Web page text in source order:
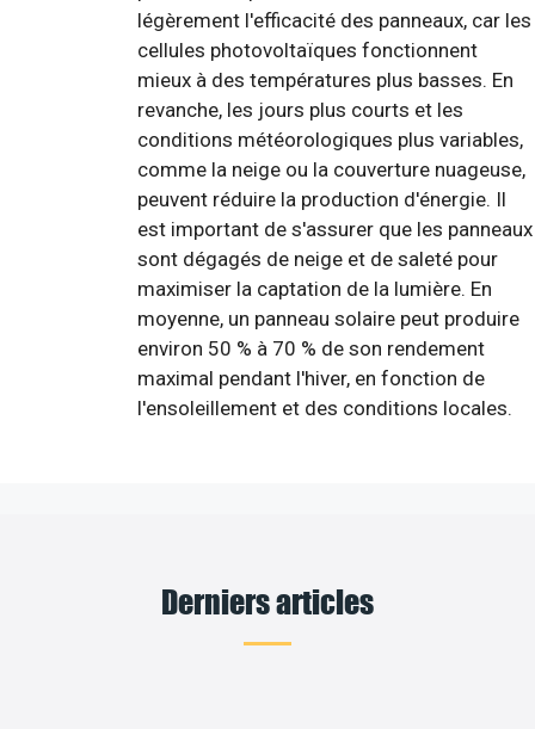
légèrement l'efficacité des panneaux, car les
cellules photovoltaïques fonctionnent
mieux à des températures plus basses. En
revanche, les jours plus courts et les
conditions météorologiques plus variables,
comme la neige ou la couverture nuageuse,
peuvent réduire la production d'énergie. Il
est important de s'assurer que les panneaux
sont dégagés de neige et de saleté pour
maximiser la captation de la lumière. En
moyenne, un panneau solaire peut produire
environ 50 % à 70 % de son rendement
maximal pendant l'hiver, en fonction de
l'ensoleillement et des conditions locales.
Derniers articles